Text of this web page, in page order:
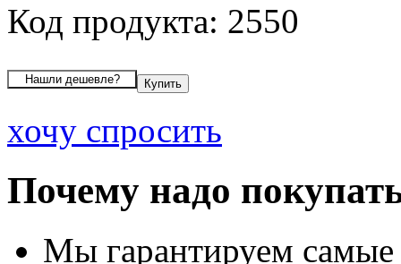
Код продукта: 2550
хочу спросить
Почему надо
Мы гарантируем